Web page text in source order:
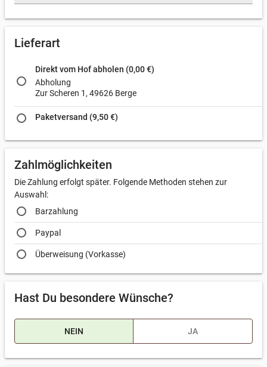
Lieferart
Direkt vom Hof abholen (0,00 €)
Abholung
Zur Scheren 1, 49626 Berge
Paketversand (9,50 €)
Zahlmöglichkeiten
Die Zahlung erfolgt später. Folgende Methoden stehen zur
Auswahl:
Barzahlung
Paypal
Überweisung (Vorkasse)
Hast Du besondere Wünsche?
NEIN JA